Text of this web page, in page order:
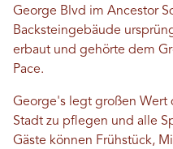
George Blvd im Ancestor
Backsteingebäude
erbaut und gehörte dem
Pace.
George's legt großen Wert
Stadt zu pflegen und alle
Gäste können Frühstück,